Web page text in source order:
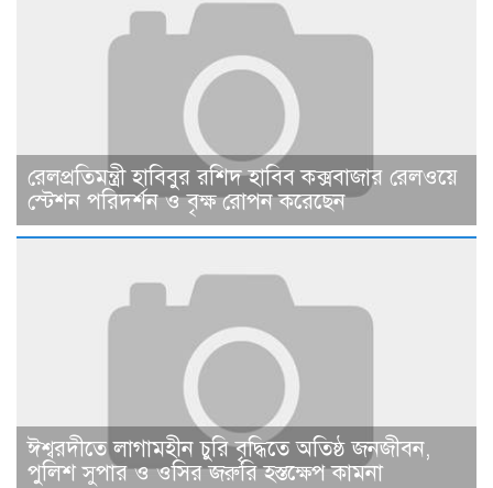
রেলপ্রতিমন্ত্রী হাবিবুর রশিদ হাবিব কক্সবাজার রেলওয়ে
স্টেশন পরিদর্শন ও বৃক্ষ রোপন করেছেন
ঈশ্বরদীতে লাগামহীন চুরি বৃদ্ধিতে অতিষ্ঠ জনজীবন,
পুলিশ সুপার ও ওসির জরুরি হস্তক্ষেপ কামনা ​